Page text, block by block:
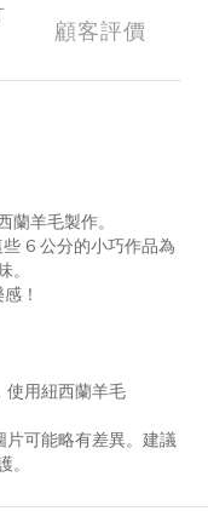
顧客評價
羊毛製作。
6 公分的小巧作品為
！
使用紐西蘭羊毛
可能略有差異。建議